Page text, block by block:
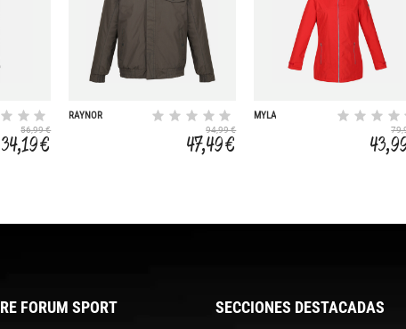
56,99 €
34,19 €
RAYNOR
94,99 €
47,49 €
MYLA
FORUM SPORT SECCIONES DESTACADAS